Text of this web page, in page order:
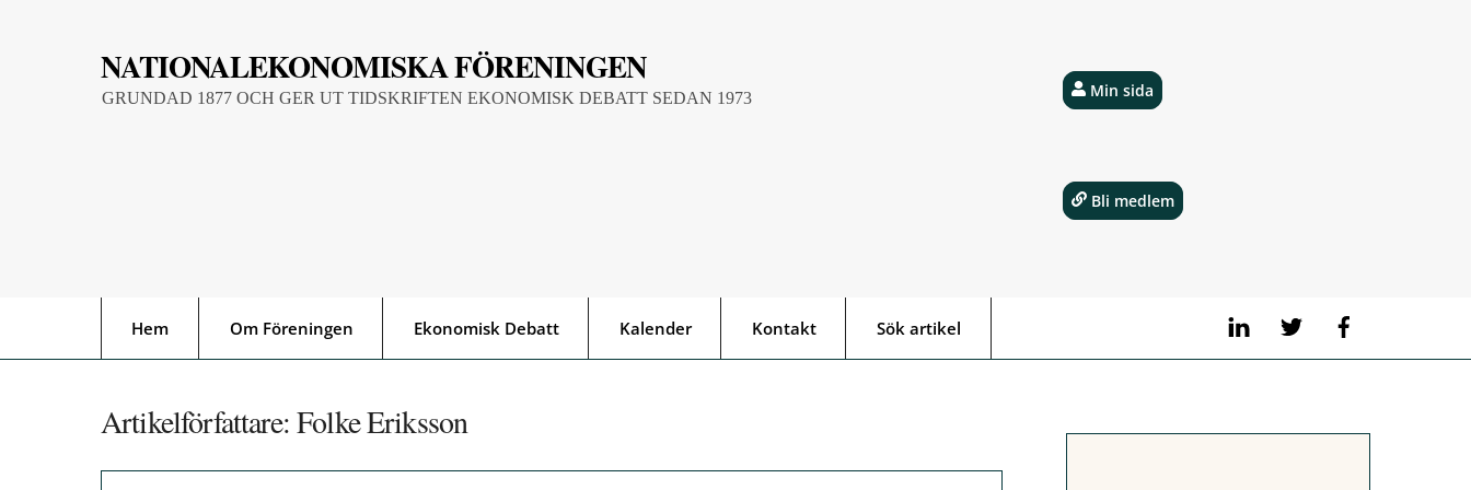
NATIONALEKONOMISKA FÖRENINGEN
GRUNDAD 1877 OCH GER UT TIDSKRIFTEN EKONOMISK DEBATT SEDAN 1973
LinkedIn Twitter
Hem Om Föreningen Ekonomisk Debatt Kalender Kontakt Sök artikel
Min sida
Bli medlem
Artikelförfattare:Folke Eriksson